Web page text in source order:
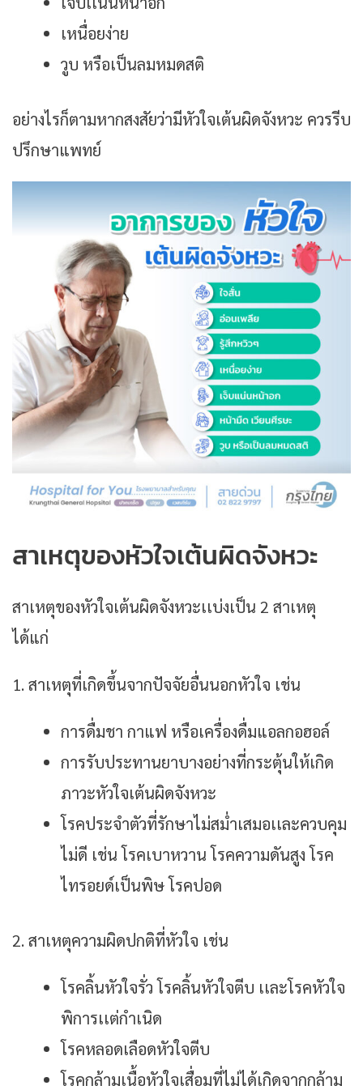
เหนื่อยง่าย
วูบ หรือเป็นลมหมดสติ
อย่างไรก็ตามหากสงสัยว่ามีหัวใจเต้นผิดจังหวะ ควรรีบ
ปรึกษาแพทย์
สาเหตุของหัวใจเต้นผิดจังหวะ
สาเหตุของหัวใจเต้นผิดจังหวะเเบ่งเป็น 2 สาเหตุ
ได้แก่
1. สาเหตุที่เกิดขึ้นจากปัจจัยอื่นนอกหัวใจ เช่น
การดื่มชา กาแฟ หรือเครื่องดื่มแอลกอฮอล์
การรับประทานยาบางอย่างที่กระตุ้นให้เกิด
ภาวะหัวใจเต้นผิดจังหวะ
โรคประจำตัวที่รักษาไม่สม่ำเสมอเเละควบคุม
ไม่ดี เช่น โรคเบาหวานโรคความดันสูง โรค
ไทรอยด์เป็นพิษ โรคปอด
2. สาเหตุความผิดปกติที่หัวใจ เช่น
โรคลิ้นหัวใจรั่ว โรคลิ้นหัวใจตีบ เเละโรคหัวใจ
พิการเเต่กำเนิด
โรคหลอดเลือดหัวใจตีบ
โรคกล้ามเนื้อหัวใจเสื่อมที่ไม่ได้เกิดจากกล้าม